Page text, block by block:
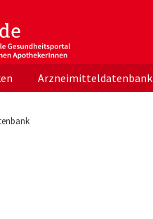
Gesundheitsportal der
Arzneimitteldatenbank